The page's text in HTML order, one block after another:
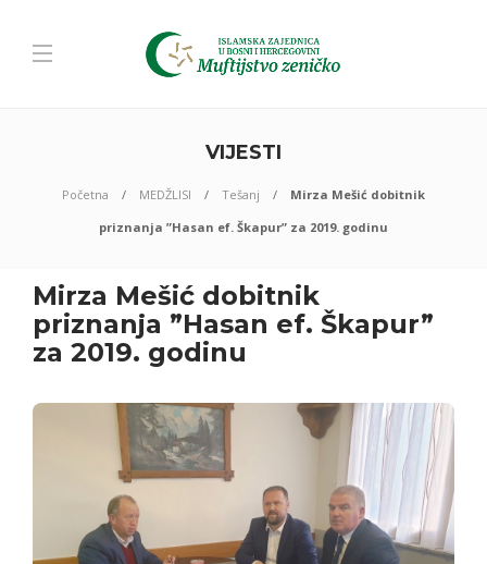
VIJESTI
Početna MEDŽLISI Tešanj
Mirza Mešić dobitnik
priznanja ”Hasan ef. Škapur” za 2019. godinu
Mirza Mešić dobitnik
priznanja ”Hasan ef. Škapur”
za 2019. godinu